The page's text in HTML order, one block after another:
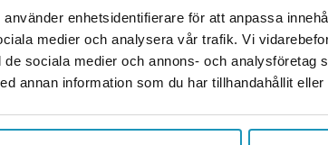
använder enhetsidentifierare för att anpassa
medier och analysera vår trafik. Vi
de sociala medier och annons- och
annan information som du har tillhandahållit
och detaljerad passningsinformation, se listan i
& Guider" nedan.